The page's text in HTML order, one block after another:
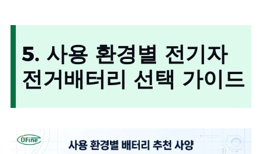
5. 사용 환경별 전기자
전거배터리 선택 가이드